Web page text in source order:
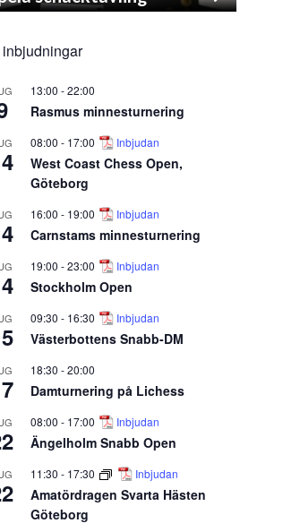
13:00 -22:00
Rasmus minnesturnering
08:00 - 17:00 Inbjudan
West Coast Chess Open,
Göteborg
16:00 - 19:00 Inbjudan
Carnstams minnesturnering
19:00 -23:00 Inbjudan
Stockholm Open
09:30 - 16:30 Inbjudan
Västerbottens Snabb-DM
18:30 -20:00
Damturnering på Lichess
08:00 - 17:00 Inbjudan
Ängelholm Snabb Open
11:30 - 17:30 Inbjudan
Amatördragen Svarta Hästen
Göteborg